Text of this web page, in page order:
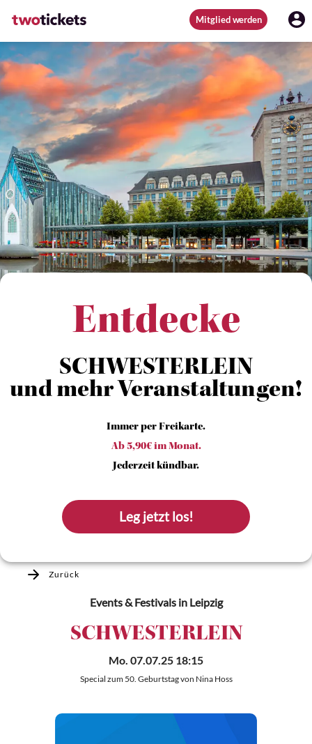
Mitglied werden
Entdecke
SCHWESTERLEIN
und mehr Veranstaltungen!
Immer per Freikarte.
Ab 5,90€ im Monat.
Jederzeit kündbar.
Leg jetzt los!
Zurück
Events & Festivalsin Leipzig
SCHWESTERLEIN
Mo. 07.07.25 18:15
Special zum 50. Geburtstag von Nina Hoss